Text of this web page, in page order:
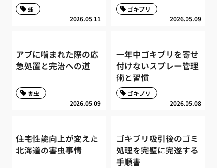
2026.05.11
蜂
2026.05.09
ゴキブリ
アブに噛まれた際の応
急処置と完治への道
2026.05.09
害虫
一年中ゴキブリを寄せ
付けないスプレー管理
術と習慣
2026.05.08
ゴキブリ
住宅性能向上が変えた
北海道の害虫事情
ゴキブリ吸引後のゴミ
処理を完璧に完遂する
手順書